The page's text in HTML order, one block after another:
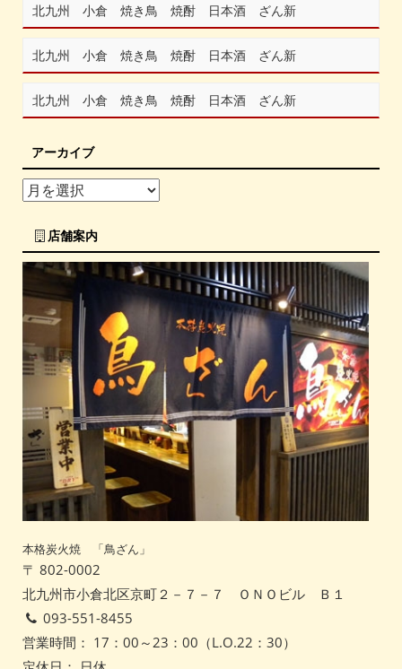
北九州 小倉 焼き鳥 焼酎 日本酒 ざん新
北九州 小倉 焼き鳥 焼酎 日本酒 ざん新
北九州 小倉 焼き鳥 焼酎 日本酒 ざん新
アーカイブ
店舗案内
本格炭火焼 「鳥ざん」
〒 802-0002
北九州市小倉北区京町２－７－７ ＯＮＯビル Ｂ１
093-551-8455
営業時間： 17：00～23：00（L.O.22：30）